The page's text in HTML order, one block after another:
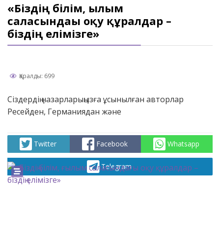
«Біздің білім, ғылым
саласындағы оқу құралдар –
біздің елімізге»
Қаралды: 699
Сіздердің назарларыңызға ұсынылған авторлар
Ресейден, Германиядан және
Twitter Facebook Whatsapp
Telegram